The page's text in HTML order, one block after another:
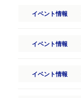
イベント情報
イベント情報
イベント情報